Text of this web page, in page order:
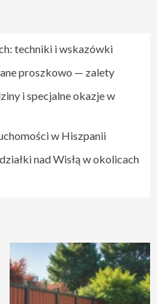
techniki i wskazówki
proszkowo — zalety
i specjalne okazje w
w Hiszpanii
nad Wisłą w okolicach